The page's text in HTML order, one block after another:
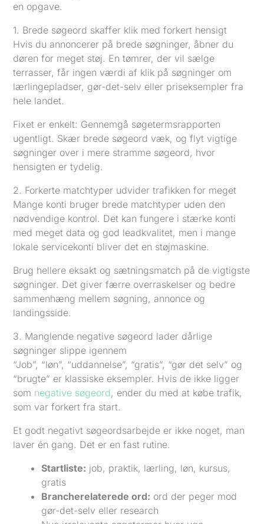
en opgave.
1. Brede søgeord skaffer klik med forkert hensigt
Hvis du annoncerer på brede søgninger, åbner du
døren for meget støj. En tømrer, der vil sælge
terrasser, får ingen værdi af klik på søgninger om
lærlingepladser, gør-det-selv eller priseksempler fra
hele landet.
Fixet er enkelt: Gennemgå søgetermsrapporten
ugentligt. Skær brede søgeord væk, og flyt vigtige
søgninger over i mere stramme søgeord, hvor
hensigten er tydelig.
2. Forkerte matchtyper udvider trafikken for meget
Mange konti bruger brede matchtyper uden den
nødvendige kontrol. Det kan fungere i stærke konti
med meget data og god leadkvalitet, men i mange
lokale servicekonti bliver det en støjmaskine.
Brug hellere eksakt og sætningsmatch på de vigtigste
søgninger. Det giver færre overraskelser og bedre
sammenhæng mellem søgning, annonce og
landingsside.
3. Manglende negative søgeord lader dårlige
søgninger slippe igennem
“Job”, “løn”, “uddannelse”, “gratis”, “gør det selv” og
“brugte” er klassiske eksempler. Hvis de ikke ligger
som negative søgeord, ender du med at købe trafik,
som var forkert fra start.
Et godt negativt søgeordsarbejde er ikke noget, man
laver én gang. Det er en fast rutine.
Startliste: job, praktik, lærling, løn, kursus,
gratis
Brancherelaterede ord: ord der peger mod
gør-det-selv eller research